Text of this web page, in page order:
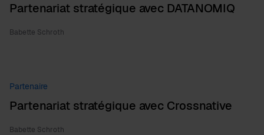
Partenariat stratégique avec DATANOMIQ
Babette Schroth
Partenaire
Partenariat stratégique avec Crossnative
Babette Schroth